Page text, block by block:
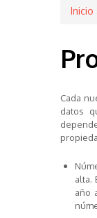
Se
Inicio
Cada
datos
alta.
año